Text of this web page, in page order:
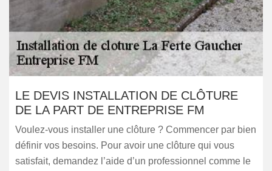
LE DEVIS INSTALLATION DE CLÔTURE
DE LA PART DE ENTREPRISE FM
Voulez-vous installer une clôture ? Commencer par bien
définir vos besoins. Pour avoir une clôture qui vous
satisfait, demandez l’aide d’un professionnel comme le